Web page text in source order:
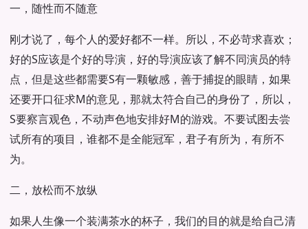
一，随性而不随意
刚才说了，每个人的爱好都不一样。所以，不必苛求喜欢；
好的S应该是个好的导演，好的导演应该了解不同演员的特
点，但是这些都需要S有一颗敏感，善于捕捉的眼睛，如果
还要开口征求M的意见，那就太符合自己的身份了，所以，
S要察言观色，不动声色地安排好M的游戏。不要试图去尝
试所有的项目，谁都不是全能冠军，君子有所为，有所不
为。
二，放松而不放纵
如果人生像一个装满茶水的杯子，我们的目的就是给自己清